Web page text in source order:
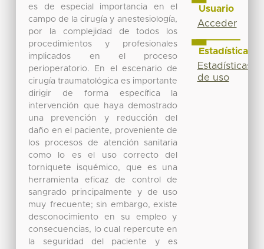
es de especial importancia en el
campo de la cirugía y anestesiología,
por la complejidad de todos los
procedimientos y profesionales
implicados en el proceso
perioperatorio. En el escenario de
cirugía traumatológica es importante
dirigir de forma específica la
intervención que haya demostrado
una prevención y reducción del
daño en el paciente, proveniente de
los procesos de atención sanitaria
como lo es el uso correcto del
torniquete isquémico, que es una
herramienta eficaz de control de
sangrado principalmente y de uso
muy frecuente; sin embargo, existe
desconocimiento en su empleo y
consecuencias, lo cual repercute en
la seguridad del paciente y es
Usuario
Acceder
Estadísticas
Estadísticas
de uso